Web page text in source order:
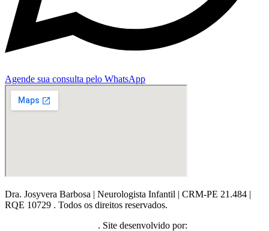
Agende sua consulta pelo WhatsApp
Dra. Josyvera Barbosa | Neurologista Infantil | CRM-PE 21.484 |
RQE 10729 . Todos os direitos reservados.
. Site desenvolvido por: